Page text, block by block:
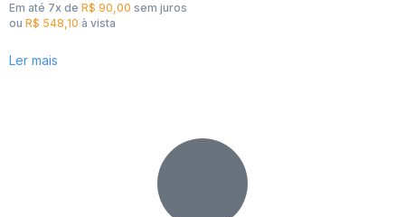
Em até 7x de R$ 90,00 sem juros
ou R$ 548,10 à vista
Ler mais